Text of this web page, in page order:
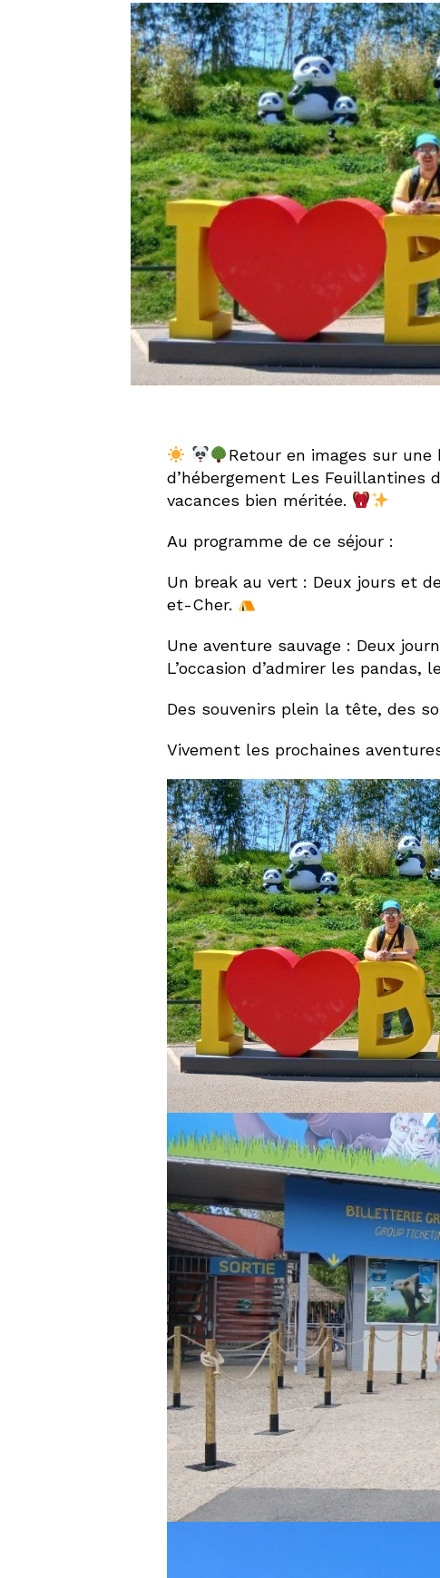
Retour en images sur
d’hébergement Les
vacances bien méritée.
Au programme de ce séjour :
Un break au vert : Deux jours et
et-Cher.
Une aventure sauvage : Deux
L’occasion d’admirer les
Des souvenirs plein la tête, des
Vivement les prochaines